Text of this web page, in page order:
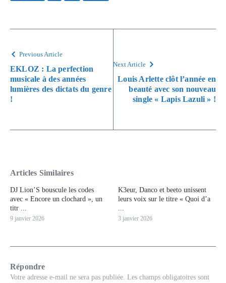
Previous Article
EKLOZ : La perfection
musicale à des années
lumières des dictats du genre
!
Next Article
Louis Arlette clôt l’année en
beauté avec son nouveau
single « Lapis Lazuli » !
Articles Similaires
DJ Lion’S bouscule les codes
avec « Encore un clochard », un
titr ...
9 janvier 2026
K3eur, Danco et beeto unissent
leurs voix sur le titre « Quoi d’a
3 janvier 2026
Répondre
Votre adresse e-mail ne sera pas publiée. Les champs obligatoires sont